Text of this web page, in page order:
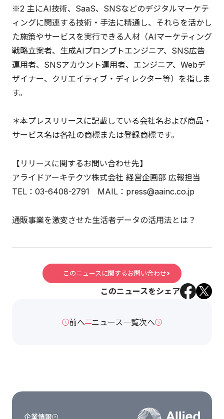
※2 主にAI技術、SaaS、SNSなどのデジタルマーケテ
ィングに関連する技術・手法に精通し、それらを活かし
た施策やサービスを実行できる人材（AIマーケティング
戦略立案者、生成AIプロンプトエンジニア、SNS広告
運用者、SNSアカウント運用者、エンジニア、Webデ
ザイナー、クリエイティブ・ディレクター等）を指しま
す。
＊本プレスリリースに記載している会社名および商品・
サービス名は各社の商標または登録商標です。
【リリースに関するお問い合わせ先】
アライドアーキテクツ株式会社 経営企画部 広報担当
TEL：03-6408-2791 MAIL：press@aainc.co.jp
通販事業を激変させた生活者データの活用法とは？
このニュースに関するお問い合わせ
このニュースをシェア
前へ ニュース一覧次へ
企業情報